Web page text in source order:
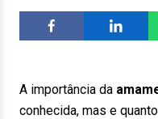
A importância da
conhecida, mas e